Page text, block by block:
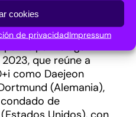
cookies
de privacidadImpressum
de innovación. Global
(GINI) es una red
participa Málaga
que reúne a
como Daejeon
(Alemania),
de